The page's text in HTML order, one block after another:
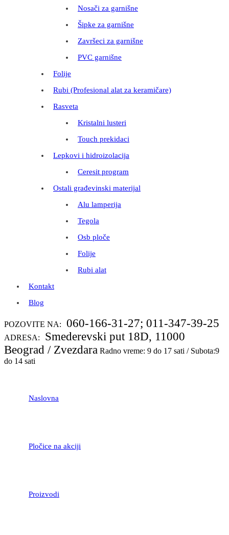
Nosači za garnišne
Šipke za garnišne
Završeci za garnišne
PVC garnišne
Folije
Rubi (Profesional alat za keramičare)
Rasveta
Kristalni lusteri
Touch prekidaci
Lepkovi i hidroizolacija
Ceresit program
Ostali građevinski materijal
Alu lamperija
Tegola
Osb ploče
Folije
Rubi alat
Kontakt
Blog
POZOVITE NA: 060-166-31-27; 011-347-39-25
ADRESA:
Smederevski put 18D, 11000
Beograd / Zvezdara Radno vreme: 9 do 17 sati / Subota:9
do 14 sati
Naslovna
Pločice na akciji
Proizvodi